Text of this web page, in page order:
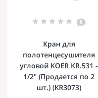
0
Кран для
полотенцесушителя
угловой KOER KR.531 -
1/2" (Продается по 2
шт.) (KR3073)